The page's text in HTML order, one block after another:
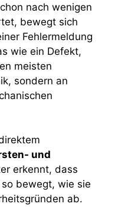
nach wenigen
bewegt sich
Fehlermeldung
wie ein Defekt,
meisten
sondern an
und
erkennt, dass
bewegt, wie sie
ab.